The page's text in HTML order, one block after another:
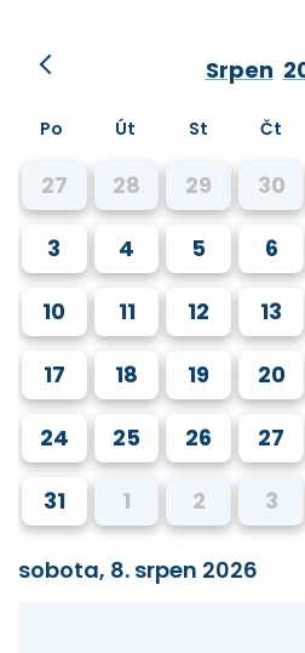
Srpen
Po Út St Čt
27 28 29 30
3 4 5 6
10 11 12 13
17 18 19 20
24 25 26 27
31 1 2 3
sobota, 8. srpen 2026